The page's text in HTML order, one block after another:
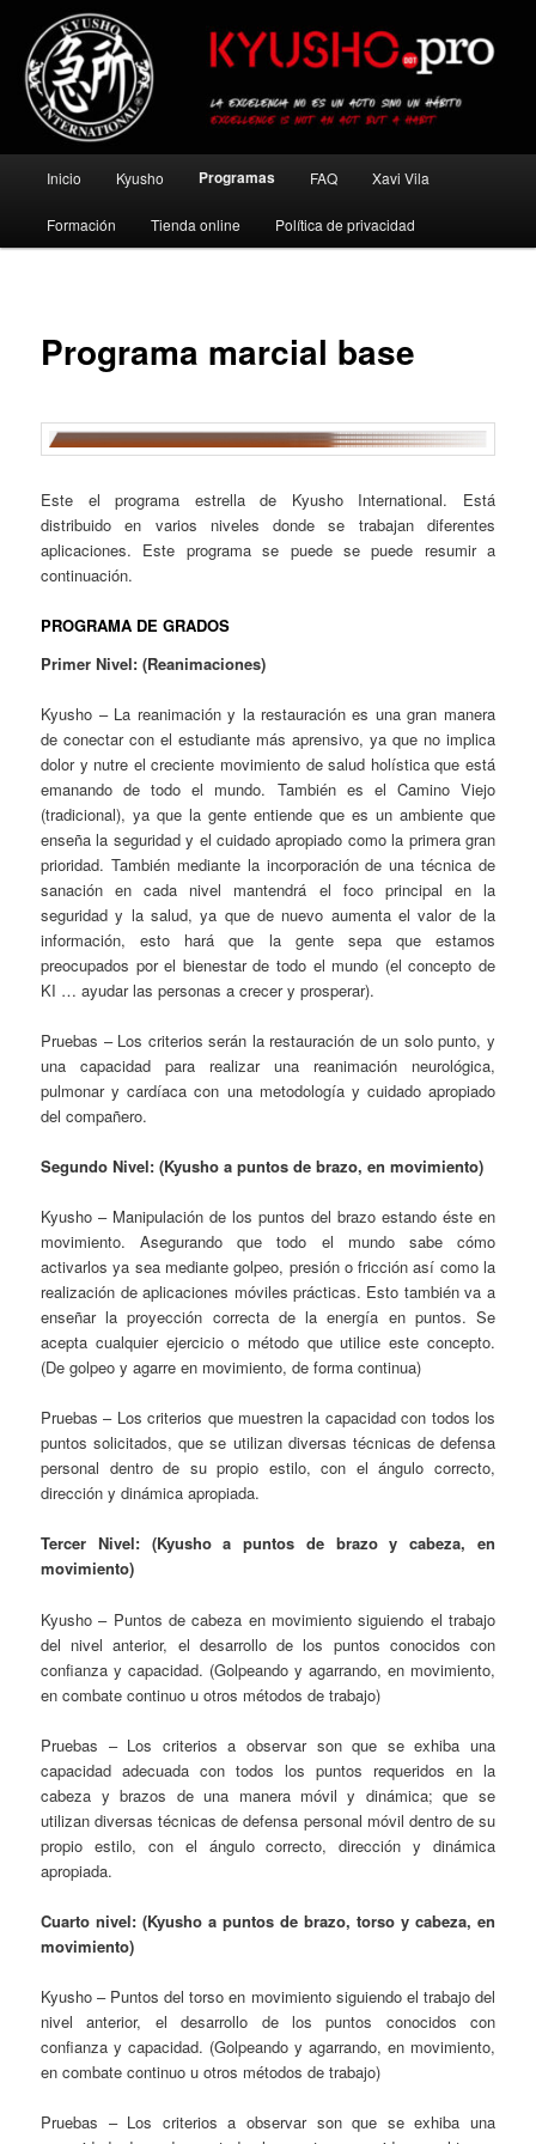
contenido
principalKyusho Pro
principal
Inicio Kyusho Programas FAQ Xavi Vila
Formación Tienda online Política de privacidad
Programa marcial base
Este el programa estrella de Kyusho International. Está
distribuido en varios niveles donde se trabajan diferentes
aplicaciones. Este programa se puede se puede resumir a
continuación.
PROGRAMA DE GRADOS
Primer Nivel: (Reanimaciones)
Kyusho – La reanimación y la restauración es una gran manera
de conectar con el estudiante más aprensivo, ya que no implica
dolor y nutre el creciente movimiento de salud holística que está
emanando de todo el mundo. También es el Camino Viejo
(tradicional), ya que la gente entiende que es un ambiente que
enseña la seguridad y el cuidado apropiado como la primera gran
prioridad. También mediante la incorporación de una técnica de
sanación en cada nivel mantendrá el foco principal en la
seguridad y la salud, ya que de nuevo aumenta el valor de la
información, esto hará que la gente sepa que estamos
preocupados por el bienestar de todo el mundo (el concepto de
KI … ayudar las personas a crecer y prosperar).
Pruebas – Los criterios serán la restauración de un solo punto, y
una capacidad para realizar una reanimación neurológica,
pulmonar y cardíaca con una metodología y cuidado apropiado
del compañero.
Segundo Nivel: (Kyusho a puntos de brazo, en movimiento)
Kyusho – Manipulación de los puntos del brazo estando éste en
movimiento. Asegurando que todo el mundo sabe cómo
activarlos ya sea mediante golpeo, presión o fricción así como la
realización de aplicaciones móviles prácticas. Esto también va a
enseñar la proyección correcta de la energía en puntos. Se
acepta cualquier ejercicio o método que utilice este concepto.
(De golpeo y agarre en movimiento, de forma continua)
Pruebas – Los criterios que muestren la capacidad con todos los
puntos solicitados, que se utilizan diversas técnicas de defensa
personal dentro de su propio estilo, con el ángulo correcto,
dirección y dinámica apropiada.
Tercer Nivel: (Kyusho a puntos de brazo y cabeza, en
movimiento)
Kyusho – Puntos de cabeza en movimiento siguiendo el trabajo
del nivel anterior, el desarrollo de los puntos conocidos con
confianza y capacidad. (Golpeando y agarrando, en movimiento,
en combate continuo u otros métodos de trabajo)
Pruebas – Los criterios a observar son que se exhiba una
capacidad adecuada con todos los puntos requeridos en la
cabeza y brazos de una manera móvil y dinámica; que se
utilizan diversas técnicas de defensa personal móvil dentro de su
propio estilo, con el ángulo correcto, dirección y dinámica
apropiada.
Cuarto nivel: (Kyusho a puntos de brazo, torso y cabeza, en
movimiento)
Kyusho – Puntos del torso en movimiento siguiendo el trabajo del
nivel anterior, el desarrollo de los puntos conocidos con
confianza y capacidad. (Golpeando y agarrando, en movimiento,
en combate continuo u otros métodos de trabajo)
Pruebas – Los criterios a observar son que se exhiba una